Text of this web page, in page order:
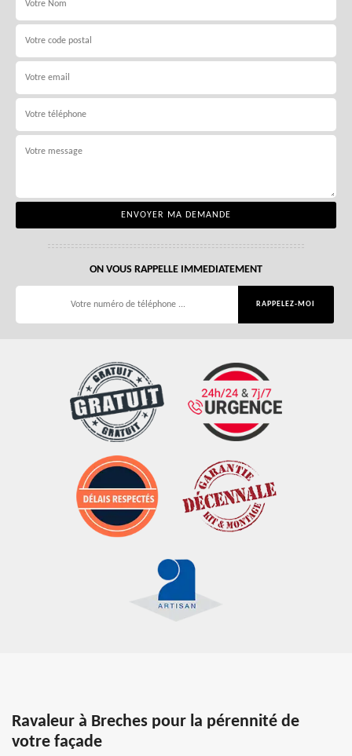
ON VOUS RAPPELLE IMMEDIATEMENT
Ravaleur à Breches pour la pérennité de
votre façade